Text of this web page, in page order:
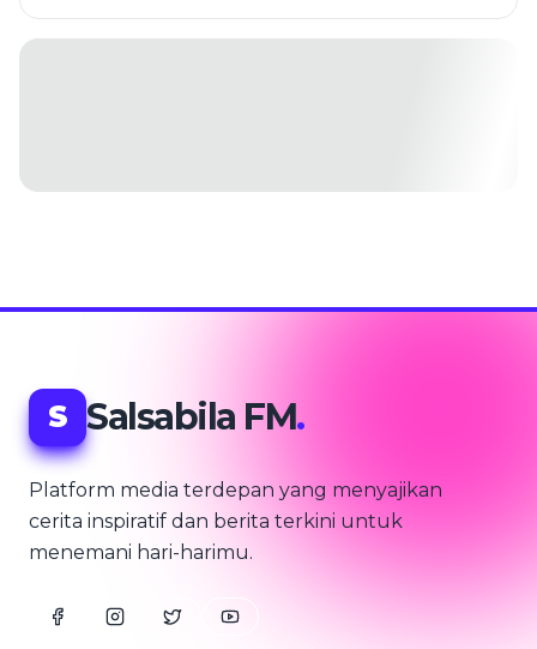
S Salsabila FM.
Platform media terdepan yang menyajikan
cerita inspiratif dan berita terkini untuk
menemani hari-harimu.